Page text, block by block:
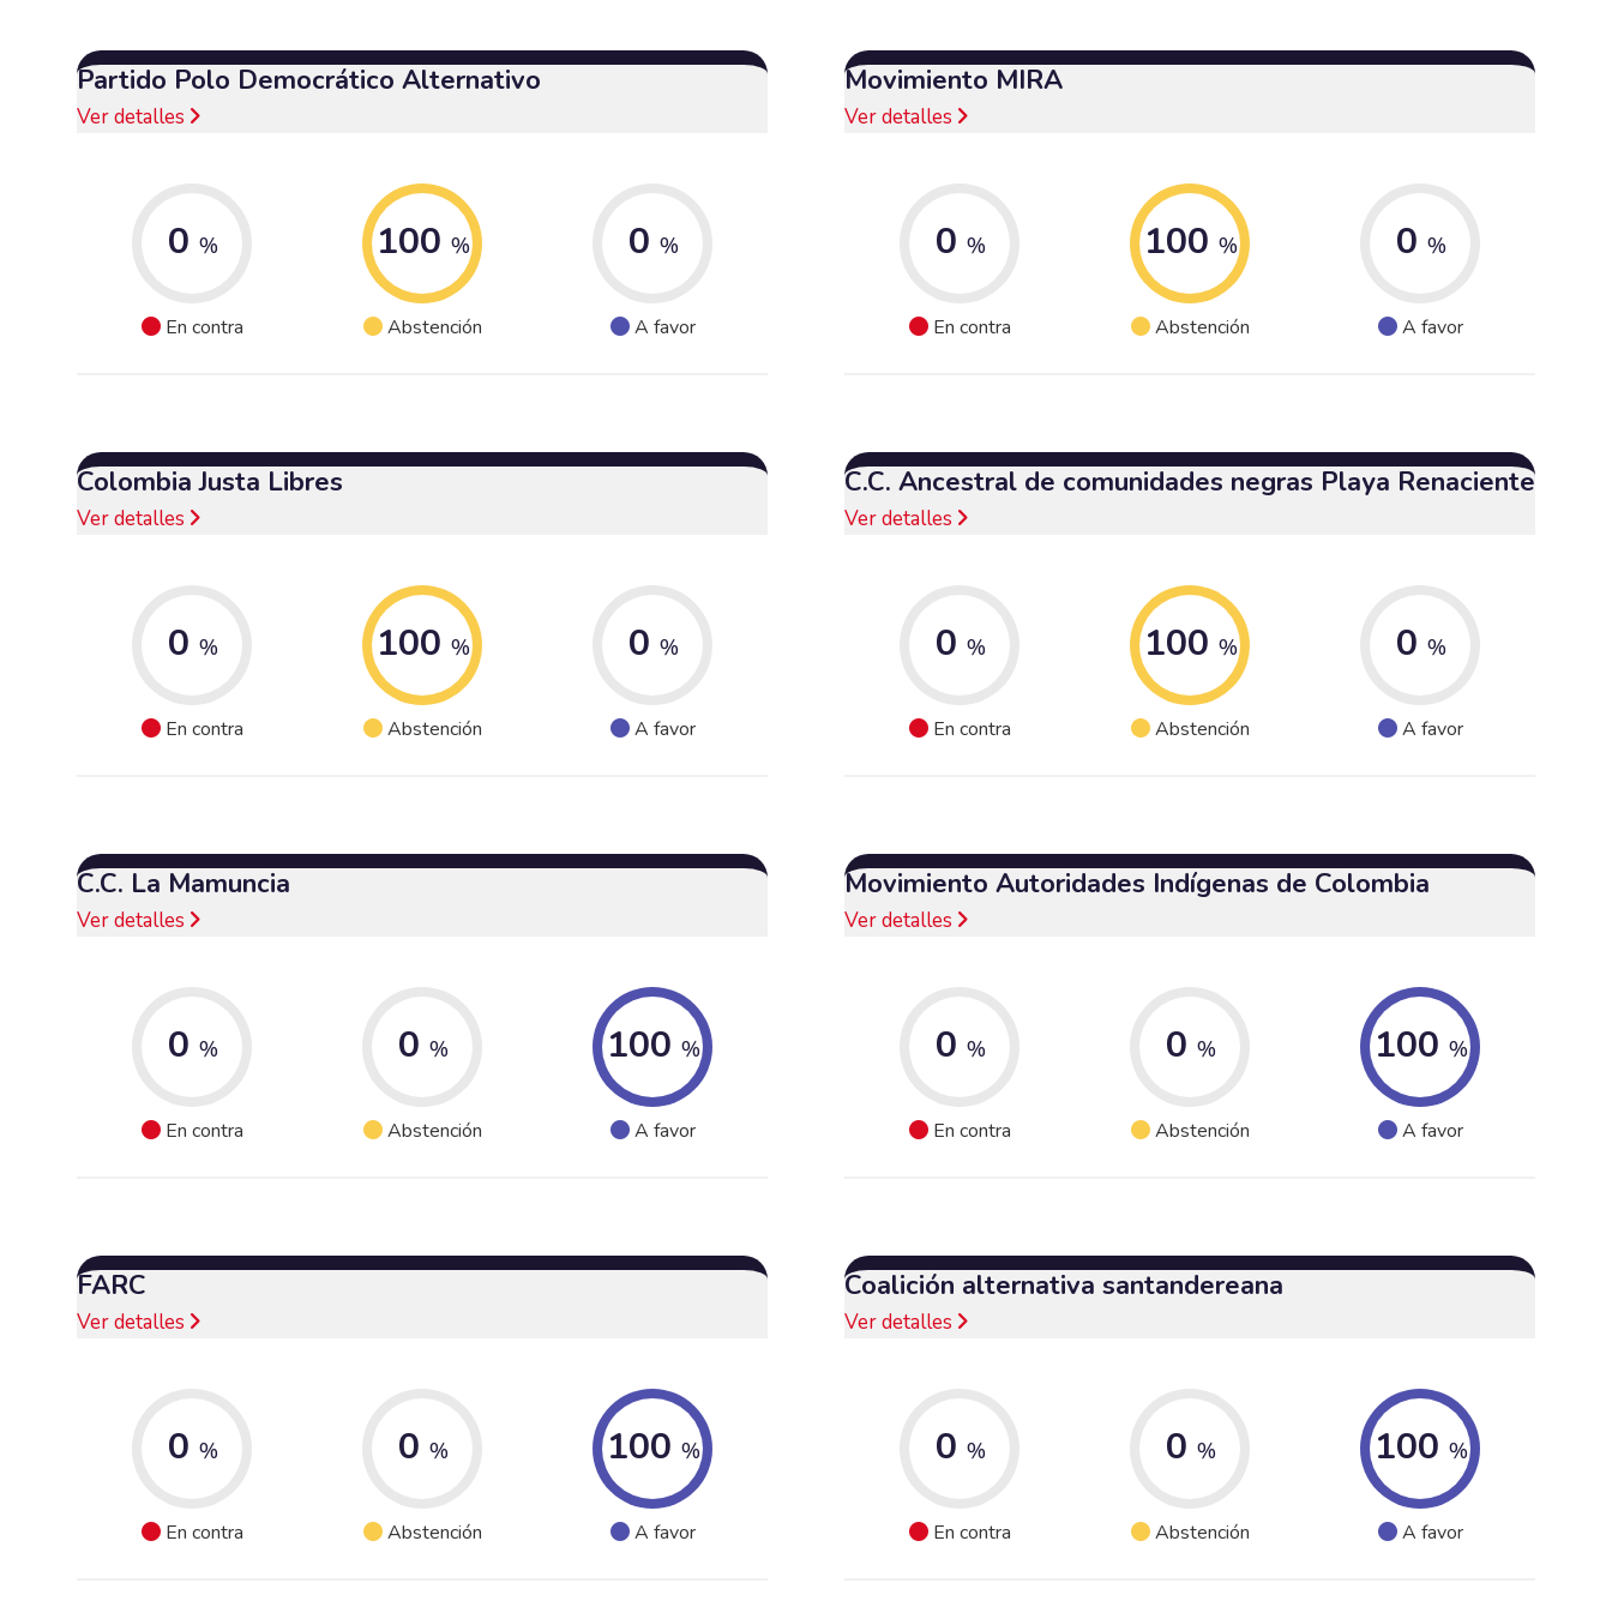
Partido Polo Democrático Alternativo
Ver detalles
0 %
En contra
100 %
Abstención
0 %
A favor
Movimiento MIRA
Ver detalles
0 %
En contra
100 %
Abstención
0 %
A favor
Colombia Justa Libres
Ver detalles
0 %
En contra
100 %
Abstención
0 %
A favor
C.C. Ancestral de comunidades negras Playa Renaciente
Ver detalles
0 %
En contra
100 %
Abstención
0 %
A favor
C.C. La Mamuncia
Ver detalles
0 %
En contra
0 %
Abstención
100 %
A favor
Movimiento Autoridades Indígenas de Colombia
Ver detalles
0 %
En contra
0 %
Abstención
100 %
A favor
FARC
Ver detalles
0 %
En contra
0 %
Abstención
100 %
A favor
Coalición alternativa santandereana
Ver detalles
0 %
En contra
0 %
Abstención
100 %
A favor